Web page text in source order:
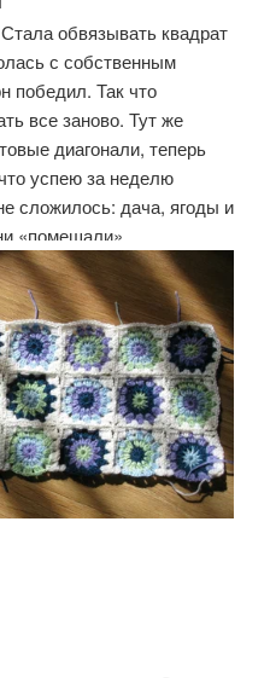
обвязывать квадрат
с собственным
победил. Так что
все заново. Тут же
диагонали, теперь
успею за неделю
сложилось: дача, ягоды и
«помешали».